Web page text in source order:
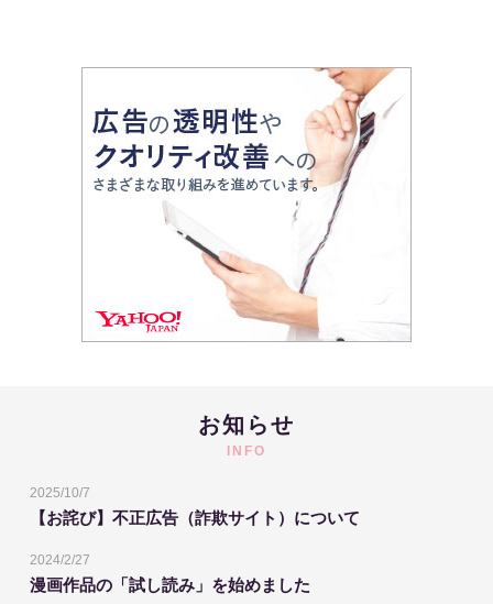
お知らせ
INFO
2025/10/7
【お詫び】不正広告（詐欺サイト）について
2024/2/27
漫画作品の「試し読み」を始めました